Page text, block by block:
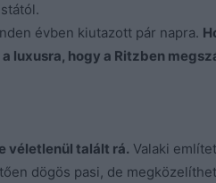
évben kiutazott pár napra.
luxusra, hogy a Ritzben
véletlenül talált rá. Valaki
dögös pasi, de